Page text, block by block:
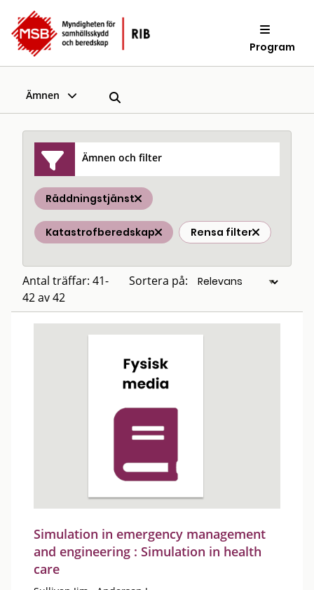
Program
Ämnen
Ämnen och filter
Räddningstjänst
Katastrofberedskap Rensa filter
Antal träffar: 41-
42 av 42
Sortera på:
Simulation in emergency management
and engineering : Simulation in health
care